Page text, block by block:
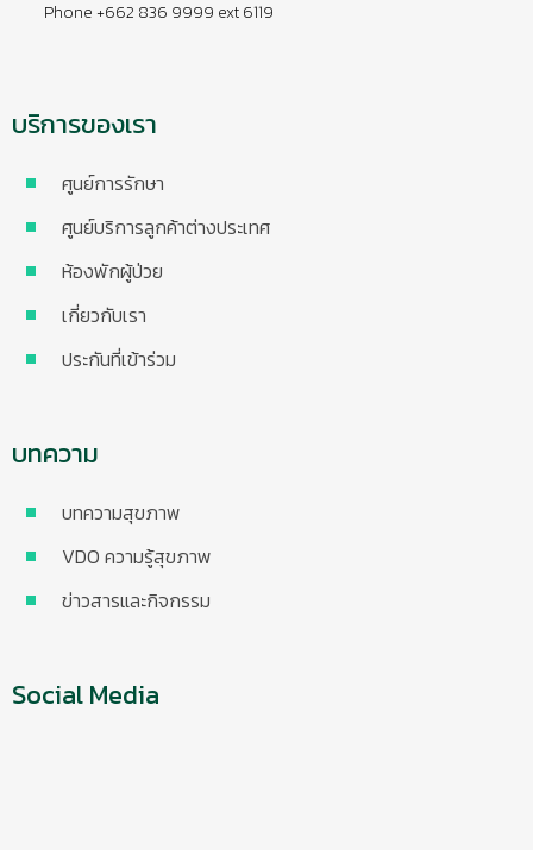
Phone +662 836 9999 ext 6119
บริการของเรา
ศูนย์การรักษา
ศูนย์บริการลูกค้าต่างประเทศ
ห้องพักผู้ป่วย
เกี่ยวกับเรา
ประกันที่เข้าร่วม
บทความ
บทความสุขภาพ
VDO ความรู้สุขภาพ
ข่าวสารและกิจกรรม
Social Media